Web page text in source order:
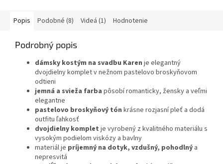
Popis Podobné (8) Videá (1) Hodnotenie
Podrobný popis
dámsky kostým na svadbu Karen je elegantný
dvojdielny komplet v nežnom pastelovo broskyňovom
odtieni
jemná a svieža farba pôsobí romanticky, žensky a veľmi
elegantne
pastelovo broskyňový tón krásne rozjasní pleť a dodá
outfitu ľahkosť
dvojdielny komplet je vyrobený z kvalitného materiálu s
vysokým podielom viskózy a bavlny
materiál je príjemný na dotyk, vzdušný, pohodlný a
nepresvitá